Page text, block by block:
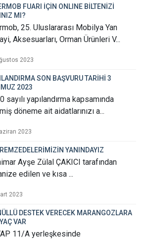
FUARI İÇİN ONLINE BİLTENİZİ
MI?
25. Uluslararası Mobilya Yan
Aksesuarları, Orman Ürünleri V...
2023
SON BAŞVURU TARİHİ 3
2023
sayılı yapılandırma kapsamında
döneme ait aidatlarınızı a...
2023
YANINDAYIZ
Ayşe Zülal ÇAKICI tarafından
edilen ve kısa ...
2023
DESTEK VERECEK MARANGOZLARA
VAR
11/A yerleşkesinde